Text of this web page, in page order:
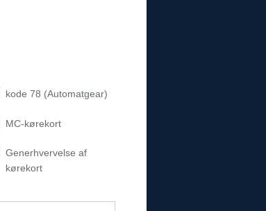
kode 78 (Automatgear)
MC-kørekort
Generhvervelse af
kørekort